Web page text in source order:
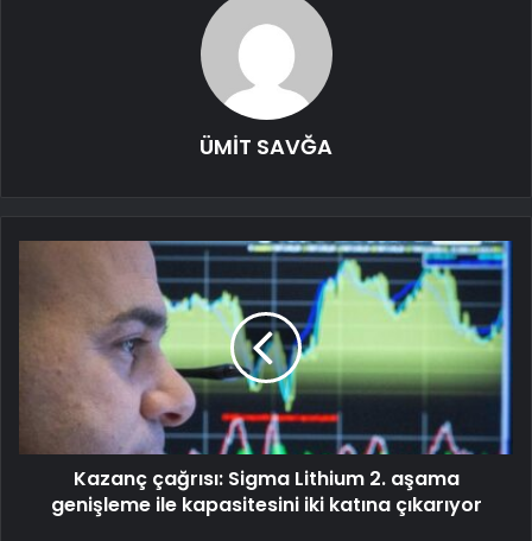
ÜMİT SAVĞA
Kazanç çağrısı: Sigma Lithium 2. aşama
genişleme ile kapasitesini iki katına çıkarıyor